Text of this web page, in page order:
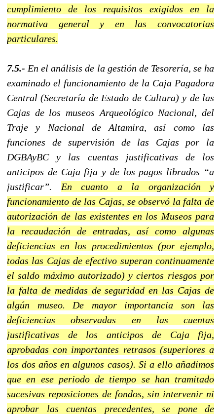
cumplimiento de los requisitos exigidos en la
normativa general y en las convocatorias
particulares.
7.5.- En el análisis de la gestión de Tesorería, se ha
examinado el funcionamiento de la Caja Pagadora
Central (Secretaría de Estado de Cultura) y de las
Cajas de los museos Arqueológico Nacional, del
Traje y Nacional de Altamira, así como las
funciones de supervisión de las Cajas por la
DGBAyBC y las cuentas justificativas de los
anticipos de Caja fija y de los pagos librados “a
justificar”. En cuanto a la organización y
funcionamiento de las Cajas, se observó la falta de
autorización de las existentes en los Museos para
la recaudación de entradas, así como algunas
deficiencias en los procedimientos (por ejemplo,
todas las Cajas de efectivo superan continuamente
el saldo máximo autorizado) y ciertos riesgos por
la falta de medidas de seguridad en las Cajas de
algún museo. De mayor importancia son las
deficiencias observadas en las cuentas
justificativas de los anticipos de Caja fija,
aprobadas con importantes retrasos (superiores a
los dos años en algunos casos). Si a ello añadimos
que en ese periodo de tiempo se han tramitado
sucesivas reposiciones de fondos, sin intervenir ni
aprobar las cuentas precedentes, se pone de